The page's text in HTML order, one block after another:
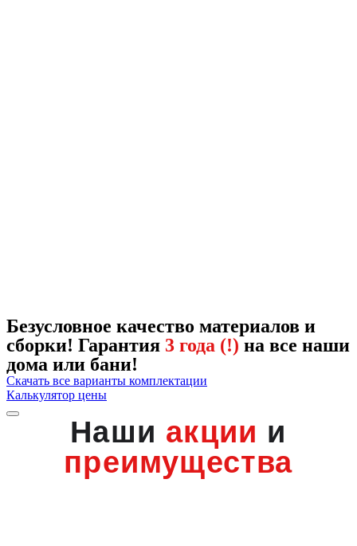
Безусловное качество материалов и
сборки! Гарантия 3 года (!) на все наши
дома или бани!
Скачать все варианты комплектации
Калькулятор цены
Наши акции и
преимущества